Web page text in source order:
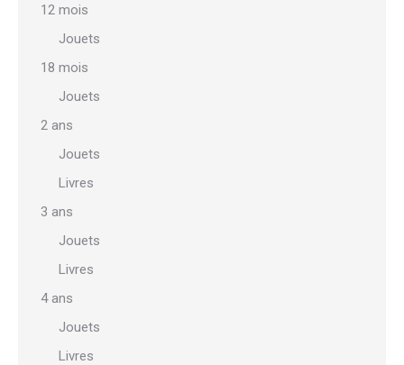
12 mois
Jouets
18 mois
Jouets
2 ans
Jouets
Livres
3 ans
Jouets
Livres
4 ans
Jouets
Livres